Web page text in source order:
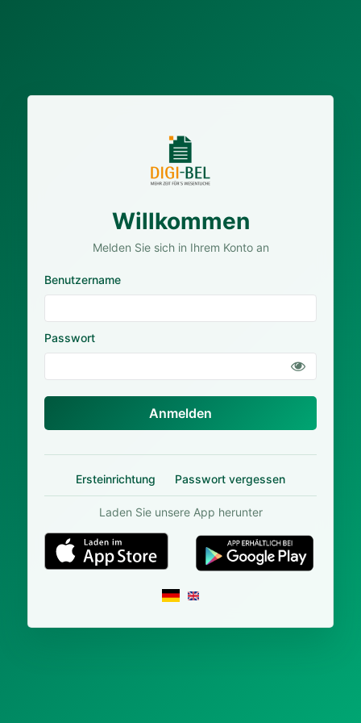
Willkommen
Melden Sie sich in Ihrem Konto an
Benutzername
Passwort
Anmelden
Ersteinrichtung Passwort vergessen
Laden Sie unsere App herunter